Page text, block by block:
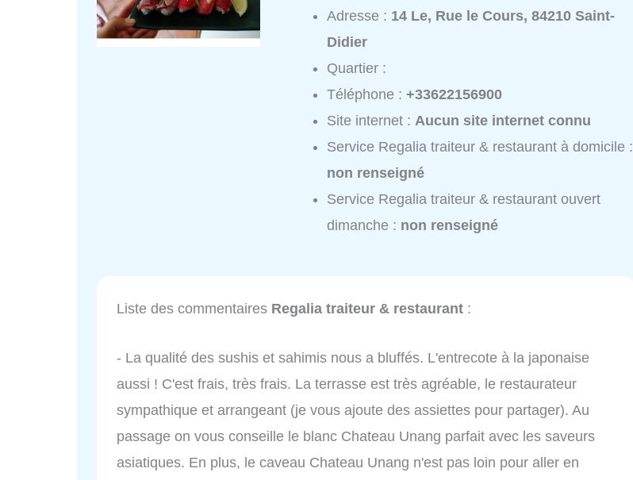
Adresse : 14 Le, Rue le Cours, 84210 Saint-
Didier
Quartier :
Téléphone :+33622156900
Site internet :Aucun site internet connu
Service Regalia traiteur & restaurant à domicile :
non renseigné
Service Regalia traiteur & restaurant ouvert
dimanche : non renseigné
Liste des commentaires Regalia traiteur & restaurant :
- La qualité des sushis et sahimis nous a bluffés. L'entrecote à la japonaise
aussi ! C'est frais, très frais. La terrasse est très agréable, le restaurateur
sympathique et arrangeant (je vous ajoute des assiettes pour partager). Au
passage on vous conseille le blanc Chateau Unang parfait avec les saveurs
asiatiques. En plus, le caveau Chateau Unang n'est pas loin pour aller en